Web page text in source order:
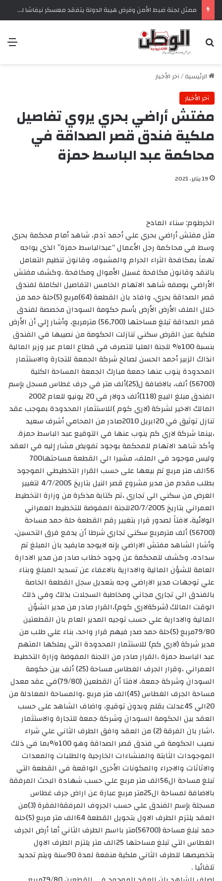
ممثل لجنة ضبط الأمن وفرض هيبة الدولة يتفقد معسكر نيفاشا للاجئين بأم درمان
بحث عن
الرئيسية/آخر الأخبار
آخر الأخبار
مفتش أراضي بحري يروي تفاصيل
ملكية فندق قصر الصداقة في
محاكمة عبد الباسط حمزة
19 يناير، 2021
الخرطوم: سناء المادح
مثل مفتش أراضي بحري علي أحمد آدم، شاهد أمام محكمة بحري
وسط في محاكمة رجل الأعمال “عبدالباسط حمزة” الذي يواجه
تهماَ بمكافحة الثراء الحرام والمشبوه، وقانون تنظيم التعامل
بالنقد وقانون مكافحة غسيل الأموال ومكافحة .وكشف مفتش
الأراضي بوصفه شاهد الاتهام الخامس التفاصيل الكاملة لفندق
قصر الصداقة بحري، وافاد بان القطعة (64)مربع (5)حلة حمد من
خلال الملف الأرض الأرض بأسم حكومة السودان مخصصة لفندق
قصر الصداقة تبلغ مساحتها (56٫700) مترمربع، وأشار إلي أن الأرض
ملكية عين القرض سكني تنازلت الحكومة من نصيبها في الفندق
بنسبة 100% للجنة العليا للتصرف في قطاع العام عبر وزير المالية
انذاك الزبير أحمد الحسن لصالح شركة الجمعة للتجارة والاستثمار
المحدودة ينوب عنها جمعة مبارك الجمعة المساحة الكلية
(56700) ألف، بالاضافة ل(25)ألف متر في جرف غطاس مسجل بإسم
الفندق مبلغ البيع (118)ألف دولار في 20 يونيو للعام 2002
المالك الاخير لشركة (لاري كوم )للاستثمار المحدودة بموجب عقد
تنازل توثيق في 20ابريل 2010صادر من المحامي أشرف سعيد
،بينما شركة لاري كم ينوب عنها في التوقيع عبد الباسط حمزة.
وأكد شاهد الاتهام للمحكمة بوجود تفويض مشار إليه في العقد
وليس موجود في الملف، مشيرا الي القطعة مساحتها700
56الف متر مربع تم بيعها على حسب القرار التخطيطي الموجود
بطلب مقدم من مدير مشروع قصر النيل بتاريخ 4/7/2005 لتغيير
الغرض من سكني الي تجاري ،تم كتابة مذكرة من وزارة التخطيط
العمراني بتاريخ 20/7/2005للجنة المفوضة للتخطيط العمراني
الولائية، لافتاً لصدور قرار بتغيير رقم القطعة حلة حمد مساحة
(56700) ألف مترمربع سكني تجاري شرطا أن يدفع فرق التحسين،
وأشار الشاهد مفتش الاراضي بإنه لايوجد مايفيد بان المبلغ تم
سداده، وكشف للمحكمة عن وجود خطاب صادر من مدير الادارة
العامة للشؤن المالية والادارية بالاعفاء عن تسديد المبلغ وبناء
علي توجهات مدير الاراضي وجه بتعديل سجل القطعة الخاصة
بالفندق الي تجاري مجاني ومخاطبة السجلات بذلك وفي ذلك
الوقت المالك (شركةلاري كوم)،القرار صادر من مدير الشؤن
المالية والادارية علي حسب توجيه المدير العام بان القطعتين
79/80مربع (5)حلة حمد صدر فيهم قرار واحد، بناء علي طلب من
مدير شركة (لاري كم) للاستثمار المحدودة التي يملكها المتهم
عبد الباسط حمزة ،القرار صادر من اللجنة المفوضة وزارة التخطيط
العمراني ،وقرار الجرف الغطاس مساحة (25) ألف بين حكومة
السودان وشركة جمعة، لافتا أن القطعين (79/80)في عقد معدل
مساحة الجرف الغطاس (45)الف متر مربع ،والمساحة المعادلة من
20الي 45عدلت بقلم وبدون توقيع، واضاف الشاهد على حسب
العقد بين الحكومة السودان وشركة جمعة للتجارة والاستثمار
،اشار بان الفرقة (2) من العقد وافق الطرف الثاني علي شراء
نصيب الحكومة في فندق قصر الصداقة وهو 100%بما في ذلك
الموجودات الثابتة والمنشاءات الخارجية والطلبات والمعدات
والاثاثات والاجراء والمكونات الأخرى الواقعة في القطعة التي
تبلغ مساحة ال56الف متر مربع علي حسب شهادة البحث المرفقة
بالاضافة لمساحة ال25متر مربع عبارة عن اراض جرف غطاس
مسجلة بإسم الفندق علي حسب الجروف المرفقةالفقرة (3)من
العقد يلتزم الطرف الاول بتحويل القطعة 64الف متر مربع (5)حلة
حمد تبلغ مساحة (56700)متر بااسم الطرف الثاني أما أرض الجرف
الغطاس التي تبلغ مساحتها 25الف متر يلتزم الطرف الاول
بتخصيصها للطرف الثاني ملكية منفعة لمدة 90سنة ويتم تجديد
تلقائيا .